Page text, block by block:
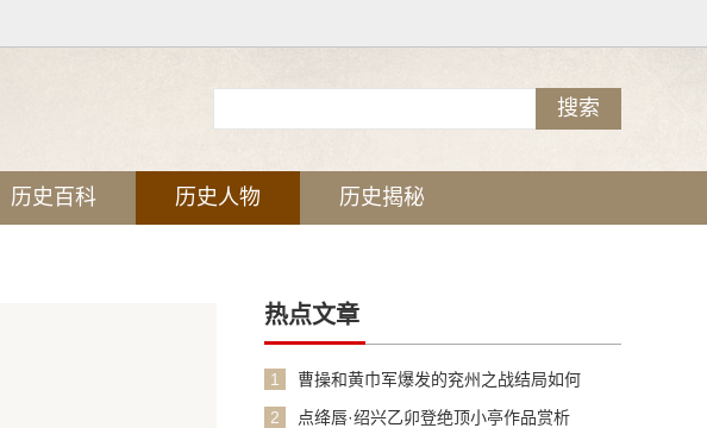
历史百科 历史人物 历史揭秘
热点文章
1
曹操和黄巾军爆发的兖州之战结局如何
2
点绛唇·绍兴乙卯登绝顶小亭作品赏析